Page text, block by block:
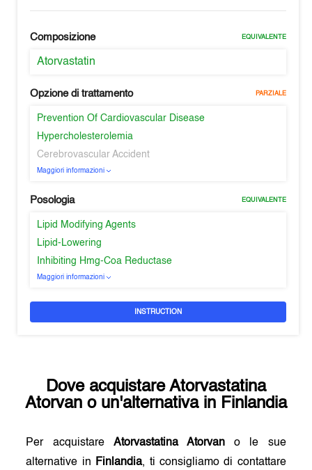
Composizione EQUIVALENTE
Atorvastatin
Opzione di trattamento PARZIALE
Prevention Of Cardiovascular Disease
Hypercholesterolemia
Cerebrovascular Accident
Maggiori informazioni
Posologia EQUIVALENTE
Lipid Modifying Agents
Lipid-Lowering
Inhibiting Hmg-Coa Reductase
Maggiori informazioni
INSTRUCTION
Dove acquistare Atorvastatina
Atorvan o un'alternativa in Finlandia
Per acquistare Atorvastatina Atorvan o le sue
alternative in
Finlandia, ti consigliamo di contattare